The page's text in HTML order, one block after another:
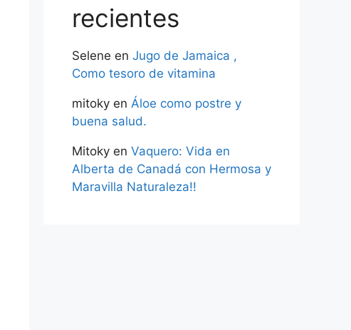
recientes
Selene en Jugo de Jamaica ,
Como tesoro de vitamina
mitoky en Áloe como postre y
buena salud.
Mitoky en Vaquero: Vida en
Alberta de Canadá con Hermosa y
Maravilla Naturaleza!!